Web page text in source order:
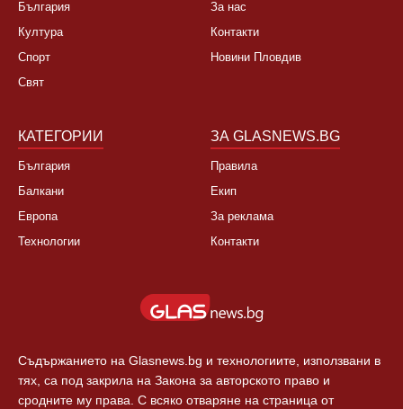
България
Култура
Спорт
Свят
За нас
Контакти
Новини Пловдив
КАТЕГОРИИ
България
Балкани
Европа
Технологии
ЗА GLASNEWS.BG
Правила
Екип
За реклама
Контакти
Съдържанието на Glasnews.bg и технологиите, използвани в
тях, са под закрила на Закона за авторското право и
сродните му права. С всяко отваряне на страница от